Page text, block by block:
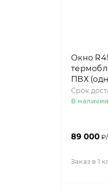
Окно
ПВХ
Срок
В наличии
89 000
Заказ в 1